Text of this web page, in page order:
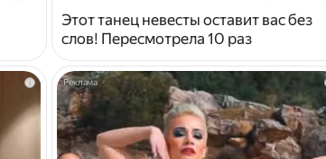
Этот танец невесты оставит вас без
слов! Пересмотрела 10 раз
i